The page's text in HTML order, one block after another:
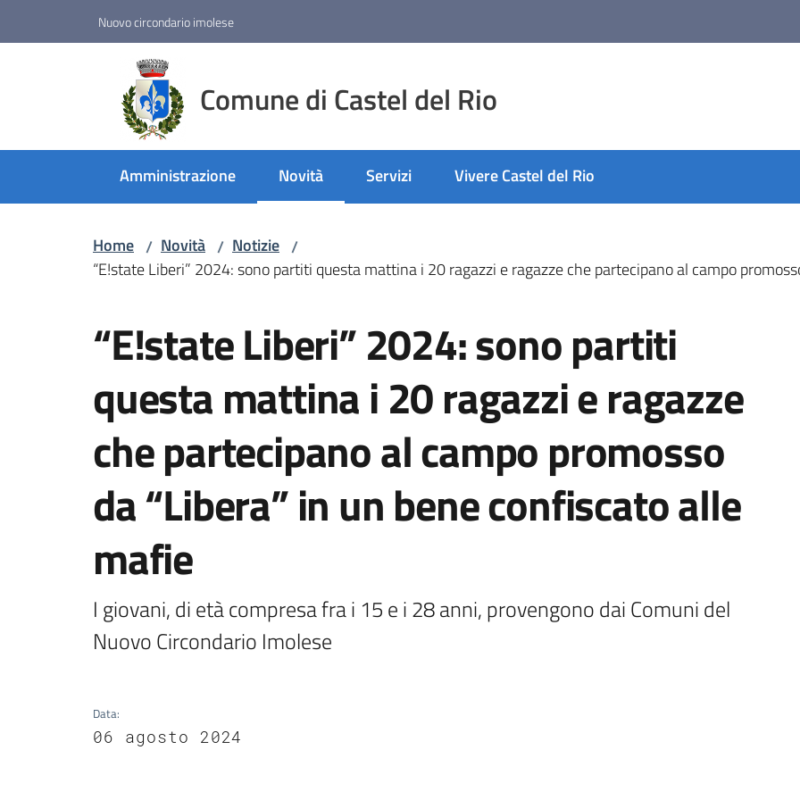
Nuovo circondario imolese
Comune di Castel del Rio
Amministrazione Novità
Menu selezionato
Servizi Vivere Castel del Rio
Home / Novità / Notizie /
“E!state Liberi” 2024: sono partiti questa mattina i 20 ragazzi e ragazze che partecipano al campo
“E!state Liberi” 2024: sono partiti
questa mattina i 20 ragazzi e ragazze
che partecipano al campo promosso
da “Libera” in un bene confiscato alle
mafie
I giovani, di età compresa fra i 15 e i 28 anni, provengono dai Comuni del
Nuovo Circondario Imolese
Data:
06 agosto 2024